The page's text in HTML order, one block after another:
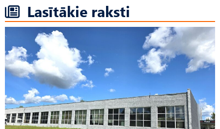
Lasītākie raksti